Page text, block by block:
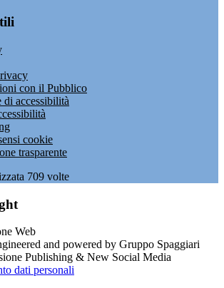
con il Pubblico
accessibilità
cookie
trasparente
709 volte
and powered by Gruppo Spaggiari
Publishing & New Social Media
dati personali